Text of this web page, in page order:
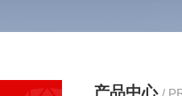
产品中心 /